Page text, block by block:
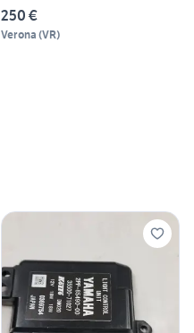
1000 20
250 €
Verona (VR)